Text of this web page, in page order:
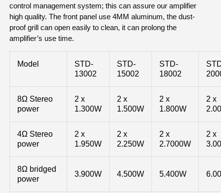
control management system; this can assure our amplifier
high quality. The front panel use 4MM aluminum, the dust-
proof grill can open easily to clean, it can prolong the
amplifier’s use time.
Model
STD-
13002
STD-
15002
STD-
18002
8Ω Stereo
power
2 x
1.300W
2 x
1.500W
2 x
1.800W
2 x
4Ω Stereo
power
2 x
1.950W
2 x
2.250W
2 x
2.7000W
2 x
8Ω bridged
power
3.900W 4.500W 5.400W